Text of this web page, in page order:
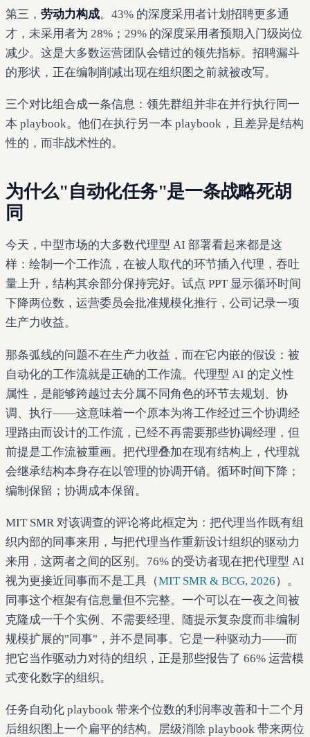
第三， 劳动力构成。43% 的深度采用者计划招聘更多通
才，未采用者为 28%；29% 的深度采用者预期入门级岗位
减少。这是大多数运营团队会错过的领先指标。招聘漏斗
的形状，正在编制削减出现在组织图之前就被改写。
三个对比组合成一条信息：领先群组并非在并行执行同一
本 playbook。他们在执行另一本 playbook，且差异是结构
性的，而非战术性的。
为什么"自动化任务"是一条战略死胡
同
今天，中型市场的大多数代理型 AI 部署看起来都是这
样：绘制一个工作流，在被人取代的环节插入代理，吞吐
量上升，结构其余部分保持完好。试点 PPT 显示循环时间
下降两位数，运营委员会批准规模化推行，公司记录一项
生产力收益。
那条弧线的问题不在生产力收益，而在它内嵌的假设：被
自动化的工作流就是正确的工作流。代理型 AI 的定义性
属性，是能够跨越过去分属不同角色的环节去规划、协
调、执行——这意味着一个原本为将工作经过三个协调经
理路由而设计的工作流，已经不再需要那些协调经理，但
前提是工作流被重画。把代理叠加在现有结构上，代理就
会继承结构本身存在以管理的协调开销。循环时间下降；
编制保留；协调成本保留。
MIT SMR 对该调查的评论将此框定为：把代理当作既有组
织内部的同事来用，与把代理当作重新设计组织的驱动力
来用，这两者之间的区别。76% 的受访者现在把代理型 AI
视为更接近同事而不是工具（MIT SMR & BCG, 2026）。
同事这个框架有信息量但不完整。一个可以在一夜之间被
克隆成一千个实例、不需要经理、随提示复杂度而非编制
规模扩展的"同事"，并不是同事。它是一种驱动力——而
把它当作驱动力对待的组织，正是那些报告了 66% 运营模
式变化数字的组织。
任务自动化 playbook 带来个位数的利润率改善和十二个月
后组织图上一个扁平的结构。层级消除 playbook 带来两位